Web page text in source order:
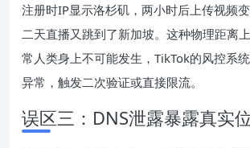
注册时IP显示洛杉矶，两小时后上传视频
二天直播又跳到了新加坡。这种物理距离
常人类身上不可能发生，TikTok的风控系
异常，触发二次验证或直接限流。
误区三：DNS泄露暴露真实